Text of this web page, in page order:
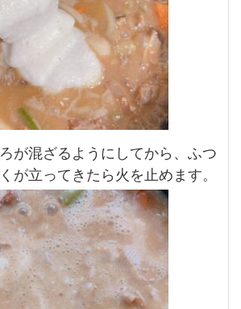
が混ざるようにしてから、ふつ
が立ってきたら火を止めます。